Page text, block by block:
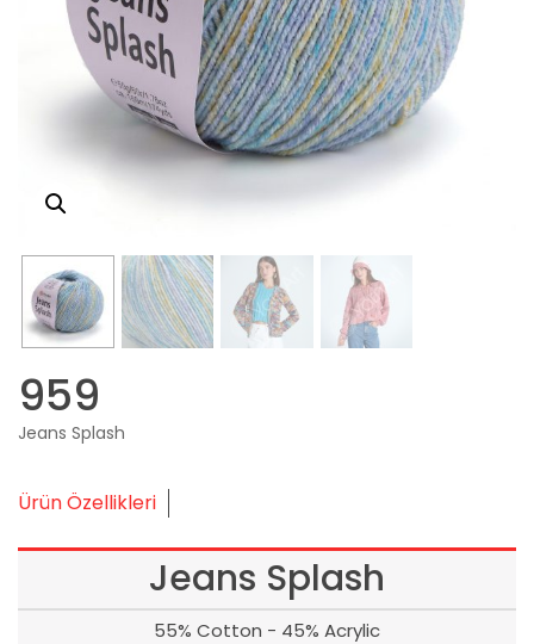
959
Jeans Splash
Ürün Özellikleri
Jeans Splash
55% Cotton - 45% Acrylic